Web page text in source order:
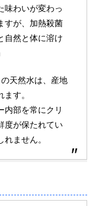
味わいが変わっ
すが、加熱殺菌
自然と体に溶け
天然水は、産地
す。
内部を常にクリ
度が保たれてい
ません。